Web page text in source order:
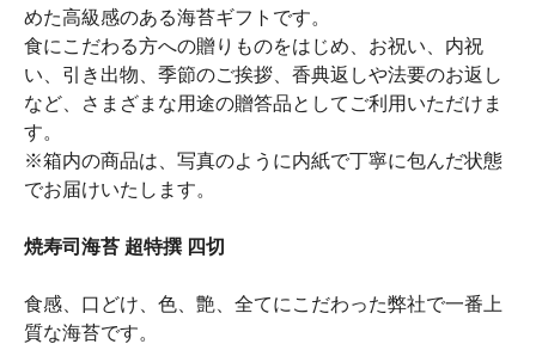
めた高級感のある海苔ギフトです。
食にこだわる方への贈りものをはじめ、お祝い、内祝
い、引き出物、季節のご挨拶、香典返しや法要のお返し
など、さまざまな用途の贈答品としてご利用いただけま
す。
※箱内の商品は、写真のように内紙で丁寧に包んだ状態
でお届けいたします。
焼寿司海苔 超特撰 四切
食感、口どけ、色、艶、全てにこだわった弊社で一番上
質な海苔です。